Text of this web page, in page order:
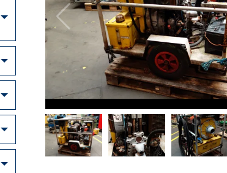
Toggle Dropdown
Toggle Dropdown
Toggle Dropdown
Toggle Dropdown
Toggle Dropdown